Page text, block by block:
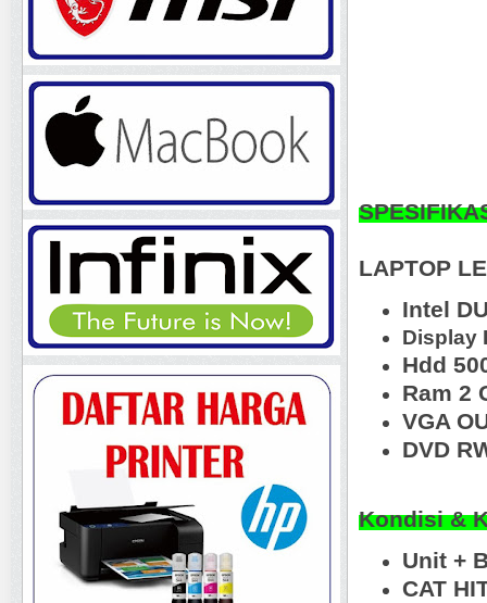
LAPTOP
Intel
Display
Hdd
Ram 2
VGA
DVD
Kondisi &
Unit +
CAT